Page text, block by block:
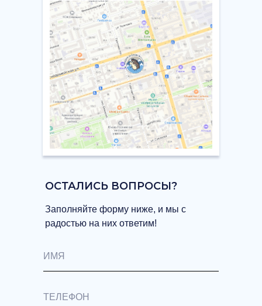
Заполняйте форму ниже, и мы с
радостью на них ответим!
ОСТАЛИСЬ ВОПРОСЫ?